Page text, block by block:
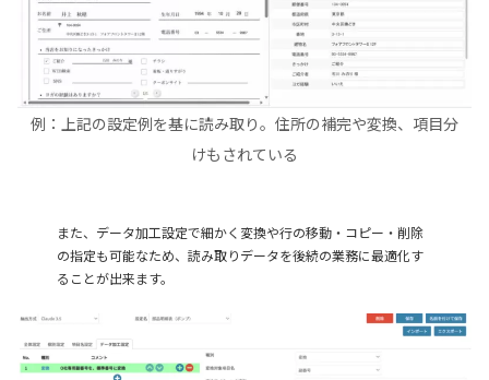
例：上記の設定例を基に読み取り。住所の補完や変換、項目分
けもされている
また、データ加工設定で細かく変換や行の移動・コピー・削除
の指定も可能なため、読み取りデータを後続の業務に最適化す
ることが出来ます。